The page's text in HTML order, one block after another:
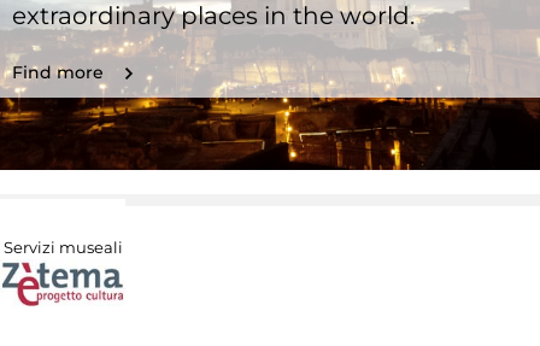
extraordinary places in the world.
Find more
Servizi museali